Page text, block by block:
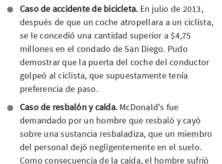
Caso de accidente de bicicleta. En julio de 2013,
después de que un coche atropellara a un ciclista,
se le concedió una cantidad superior a $4,75
millones en el condado de San Diego. Pudo
demostrar que la puerta del coche del conductor
golpeó al ciclista, que supuestamente tenía
preferencia de paso.
Caso de resbalón y caída. McDonald's fue
demandado por un hombre que resbaló y cayó
sobre una sustancia resbaladiza, que un miembro
del personal dejó negligentemente en el suelo.
Como consecuencia de la caída, el hombre sufrió